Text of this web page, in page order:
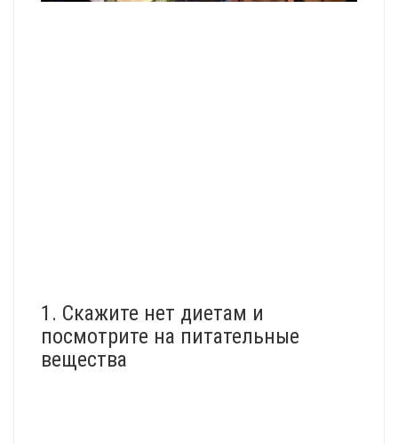
1. Скажите нет диетам и
посмотрите на питательные
вещества